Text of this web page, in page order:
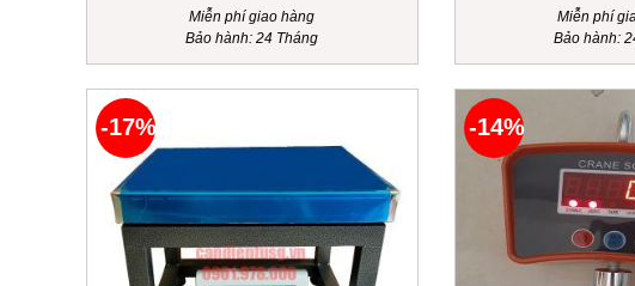
Miễn phí giao hàng
Bảo hành: 24 Tháng
Miễn phí
Bảo hành:
-17% -14%